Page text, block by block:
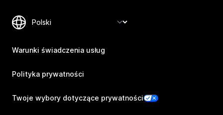
Warunki świadczenia usług
Polityka prywatności
Twoje wybory dotyczące prywatności